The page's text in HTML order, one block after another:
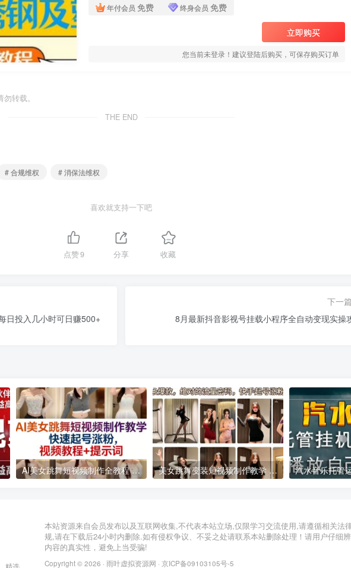
年付会员 免费 终身会员 免费
立即购买
您当前未登录！建议登陆后购买，可保存购买订单
转载。
THE END
# 合规维权 # 消保法维权
喜欢就支持一下吧
点赞9 分享 收藏
日投入几小时可日赚500+
下一
8月最新抖音影视号挂载小程序全自动变现实操
低门槛增收教程 AI美女跳舞短视频制作全教程 附配套提示词助力账号快速起号涨粉 美女跳舞变装短视频制作教学 快手起号涨粉实操指南
精选
本站资源来自会员发布以及互联网收集,不代表本站立场,仅限学习交流使用,请遵循相关法
规,请在下载后24小时内删除.如有侵权争议、不妥之处请联系本站删除处理！请用户仔细
内容的真实性，避免上当受骗!
Copyright © 2026 · 雨叶虚拟资源网 · 京ICP备09103105号-5